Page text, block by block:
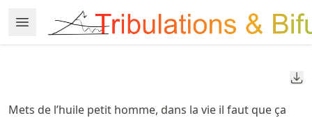
to
article
to
Open Menu
Made with MyST
Mets de l’huile petit homme, dans la vie il faut que ça